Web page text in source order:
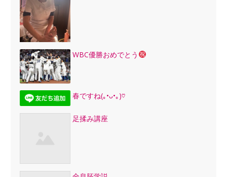
WBC優勝おめでとう
春ですね(｡•ᴗ•｡)♡
足揉み講座